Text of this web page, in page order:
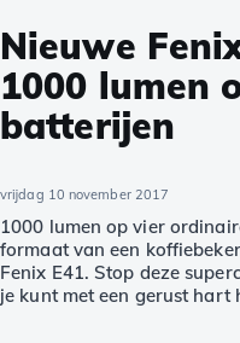
Nieuwe
1000 lumen
batterijen
vrijdag 10 november 2017
1000 lumen op vier
formaat van een
Fenix E41. Stop deze
je kunt met een gerust hart